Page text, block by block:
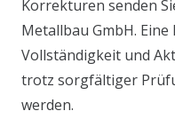
Korrekturen senden
Metallbau GmbH.
Vollständigkeit und
trotz sorgfältiger
werden.